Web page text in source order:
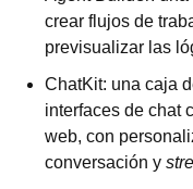
crear flujos de
previsualizar las
ChatKit: una caja
interfaces de chat
web, con
conversación y